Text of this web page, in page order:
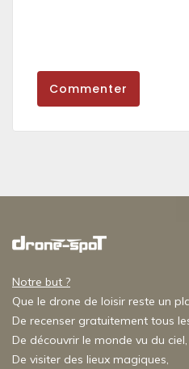
Commenter
Notre but ?
Que le drone de loisir reste un
De recenser gratuitement tous
De découvrir le monde vu du ciel,
De visiter des lieux magiques,